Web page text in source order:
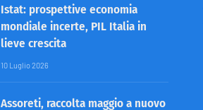
Istat: prospettive economia
mondiale incerte, PIL Italia in
lieve crescita
10 Luglio 2026
Assoreti, raccolta maggio a nuovo